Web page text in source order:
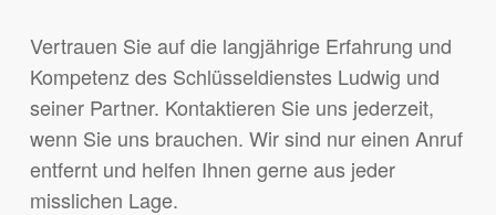
Vertrauen Sie auf die langjährige Erfahrung und
Kompetenz des Schlüsseldienstes Ludwig und
seiner Partner. Kontaktieren Sie uns jederzeit,
wenn Sie uns brauchen. Wir sind nur einen Anruf
entfernt und helfen Ihnen gerne aus jeder
misslichen Lage.